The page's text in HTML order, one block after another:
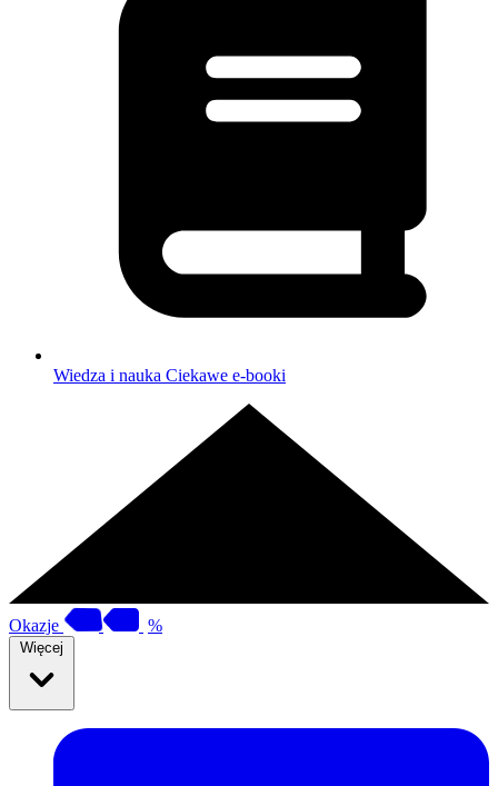
Wiedza i nauka Ciekawe e-booki
Okazje %
Więcej